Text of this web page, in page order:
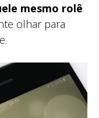
mesmo rolê
olhar para